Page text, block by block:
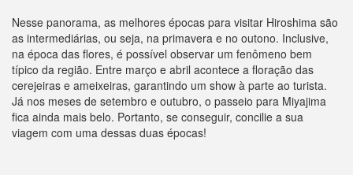
Nesse panorama, as melhores épocas para visitar Hiroshima são
as intermediárias, ou seja, na primavera e no outono. Inclusive,
na época das flores, é possível observar um fenômeno bem
típico da região. Entre março e abril acontece a floração das
cerejeiras e ameixeiras, garantindo um show à parte ao turista.
Já nos meses de setembro e outubro, o passeio para Miyajima
fica ainda mais belo. Portanto, se conseguir, concilie a sua
viagem com uma dessas duas épocas!